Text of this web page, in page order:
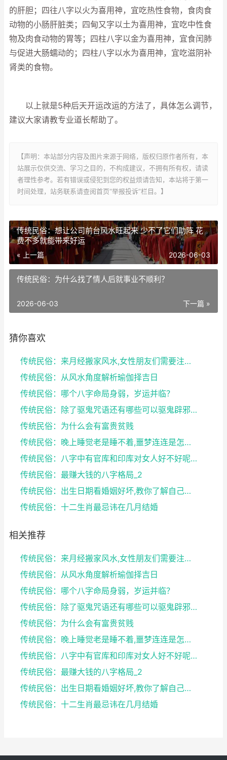
的肝胆；四往八字以火为喜用神，宜吃热性食物，食肉食
动物的小肠肝脏类；四甸又字以土为喜用神，宜吃中性食
物及肉食动物的胃等；四柱八字以金为喜用神，宜食闰肺
与促进大肠蠕动的；四柱八字以水为喜用神，宜吃滋阴补
肾类的食物。
以上就是5种后天开运改运的方法了，具体怎么调节，
建议大家请教专业道长帮助了。
【声明：本站部分内容及图片来源于网络，版权归原作者所有，本
站展示仅供交流、学习之目的，不构成建议，不拥有所有权，请读
者理性参考。若有错误或侵犯到您的权益烦请告知，本站将于第一
时间处理，站务联系请查阅首页“举报投诉”栏目。】
传统民俗：想让公司前台风水旺起来 少不了它们助阵 花
费不多就能带来好运
« 上一篇 2026-06-03
传统民俗：为什么找了情人后就事业不顺利？
下一篇 »
2026-06-03
猜你喜欢
传统民俗：来月经搬家风水,女性朋友们需要注意了
传统民俗：从风水角度解析瑜伽择吉日
传统民俗：哪个八字命局身弱，岁运并临？
传统民俗：除了驱鬼咒语还有哪些可以驱鬼辟邪的方法？...
传统民俗：为什么会有富贵贫贱
传统民俗：晚上睡觉老是睡不着,噩梦连连是怎么回事
传统民俗：八字中有官库和印库对女人好不好呢？赶快收...
传统民俗：最赚大钱的八字格局_2
传统民俗：出生日期看婚姻好坏,教你了解自己未来的婚...
传统民俗：十二生肖最忌讳在几月结婚
相关推荐
传统民俗：来月经搬家风水,女性朋友们需要注意了
传统民俗：从风水角度解析瑜伽择吉日
传统民俗：哪个八字命局身弱，岁运并临？
传统民俗：除了驱鬼咒语还有哪些可以驱鬼辟邪的方法？...
传统民俗：为什么会有富贵贫贱
传统民俗：晚上睡觉老是睡不着,噩梦连连是怎么回事
传统民俗：八字中有官库和印库对女人好不好呢？赶快收...
传统民俗：最赚大钱的八字格局_2
传统民俗：出生日期看婚姻好坏,教你了解自己未来的婚...
传统民俗：十二生肖最忌讳在几月结婚